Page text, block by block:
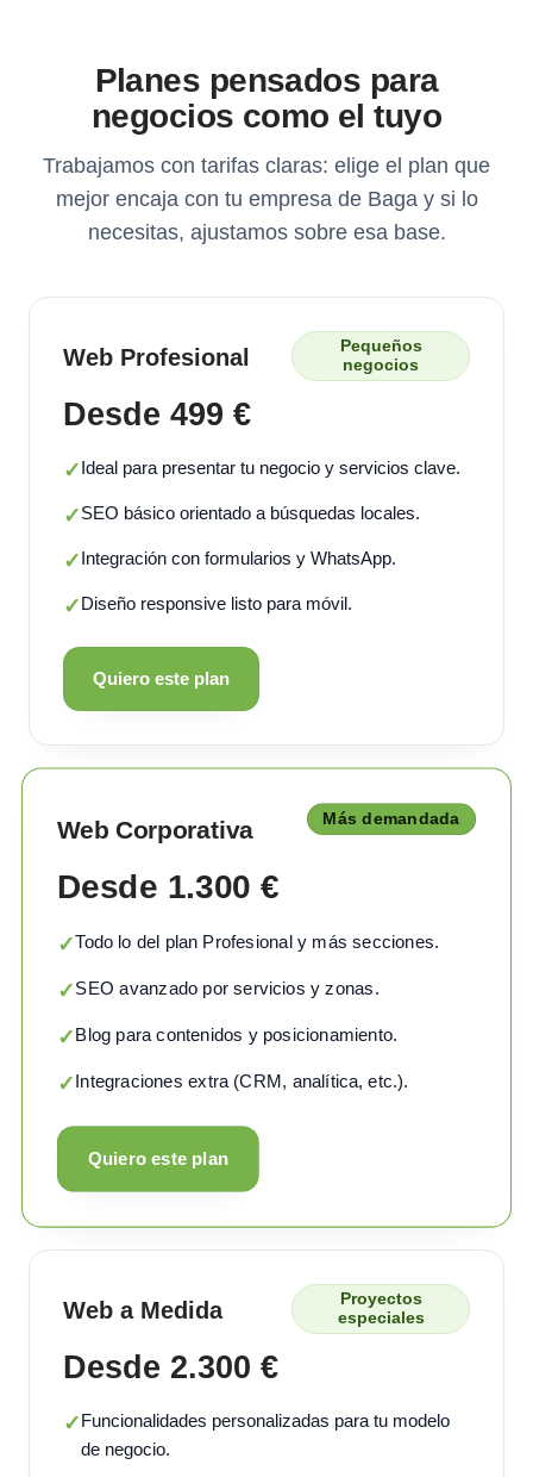
Planes pensados para
negocios como el tuyo
Trabajamos con tarifas claras: elige el plan que
mejor encaja con tu empresa de Baga y si lo
necesitas, ajustamos sobre esa base.
Web Profesional
Pequeños
negocios
Desde 499 €
✓Ideal para presentar tu negocio y servicios clave.
✓SEO básico orientado a búsquedas locales.
✓Integración con formularios y WhatsApp.
✓Diseño responsive listo para móvil.
Quiero este plan
Web Corporativa Más demandada
Desde 1.300 €
✓Todo lo del plan Profesional y más secciones.
✓SEO avanzado por servicios y zonas.
✓Blog para contenidos y posicionamiento.
✓Integraciones extra (CRM, analítica, etc.).
Quiero este plan
Web a Medida
Proyectos
especiales
Desde 2.300 €
✓Funcionalidades personalizadas para tu modelo
de negocio.